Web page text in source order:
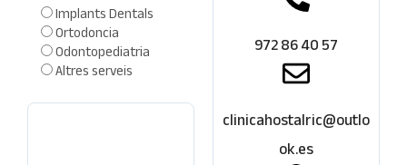
Implants Dentals
Ortodoncia
Odontopediatria
Altres serveis
972 86 40 57
clinicahostalric@outlo
ok.es